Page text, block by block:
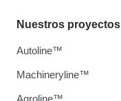
Nuestros proyectos
Autoline™
Machineryline™